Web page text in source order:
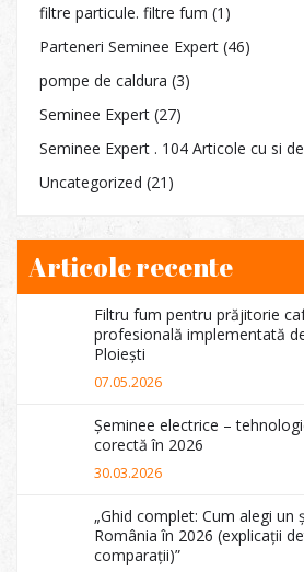
filtre particule. filtre fum (1)
Parteneri Seminee Expert (46)
pompe de caldura (3)
Seminee Expert (27)
Seminee Expert . 104 Articole cu si
Uncategorized (21)
Articole recente
Filtru fum pentru prăjitorie
profesională implementată
Ploiești
07.05.2026
Șeminee electrice –
corectă în 2026
30.03.2026
„Ghid complet: Cum alegi un
România în 2026 (explicații
comparații)”